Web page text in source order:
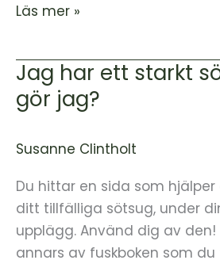
Läs mer »
Jag har ett starkt
gör jag?
Susanne Clintholt
Du hittar en sida som
ditt tillfälliga sötsug, under
upplägg. Använd dig av
annars av fuskboken som
Jag
har
ett
sötsug,
vad
gör
jag?